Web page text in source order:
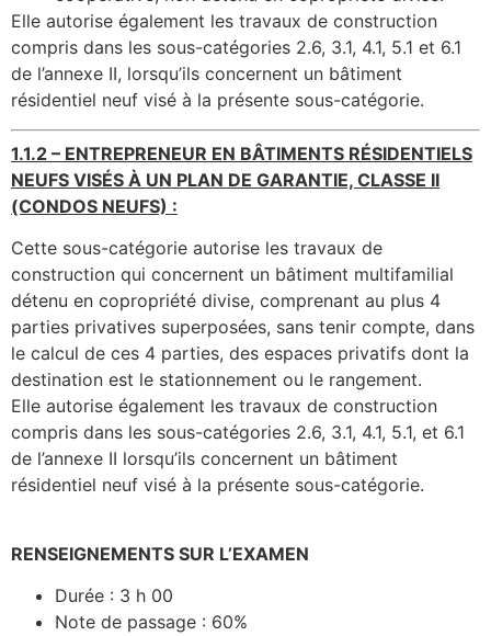
Elle autorise également les travaux de construction
compris dans les sous-catégories 2.6, 3.1, 4.1, 5.1 et 6.1
de l’annexe II, lorsqu’ils concernent un bâtiment
résidentiel neuf visé à la présente sous-catégorie.
1.1.2 – ENTREPRENEUR EN BÂTIMENTS RÉSIDENTIELS
NEUFS VISÉS À UN PLAN DE GARANTIE, CLASSE II
(CONDOS NEUFS) :
Cette sous-catégorie autorise les travaux de
construction qui concernent un bâtiment multifamilial
détenu en copropriété divise, comprenant au plus 4
parties privatives superposées, sans tenir compte, dans
le calcul de ces 4 parties, des espaces privatifs dont la
destination est le stationnement ou le rangement.
Elle autorise également les travaux de construction
compris dans les sous-catégories 2.6, 3.1, 4.1, 5.1, et 6.1
de l’annexe II lorsqu’ils concernent un bâtiment
résidentiel neuf visé à la présente sous-catégorie.
RENSEIGNEMENTS SUR L’EXAMEN
Durée : 3 h 00
Note de passage : 60%